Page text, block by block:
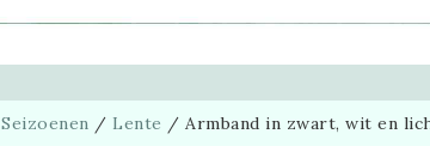
Seizoenen / Lente / Armband in zwart, wit en